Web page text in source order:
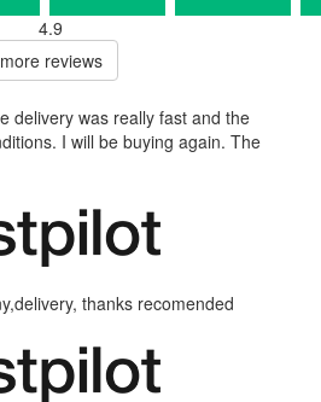
4.9
more reviews
delivery was really fast and the
I will be buying again. The
thanks recomended